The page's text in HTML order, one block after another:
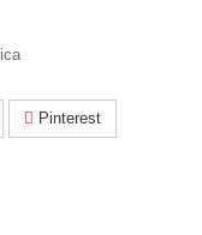
Pinterest